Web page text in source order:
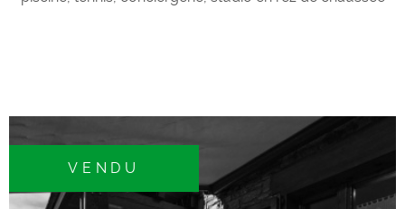
comme sur photos, tout équipé, idéal week end,
vacances, ou investissement locatif. Les informations sur
les risques auxquels ce bien est exposé sont disponibles
sur le site Géorisques
VENDU